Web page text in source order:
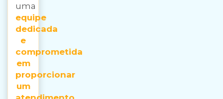
uma
equipe
dedicada
e
comprometida
em
proporcionar
um